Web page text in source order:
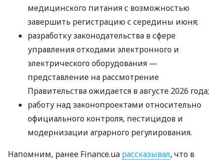
медицинского питания с возможностью
завершить регистрацию с середины июня;
разработку законодательства в сфере
управления отходами электронного и
электрического оборудования —
представление на рассмотрение
Правительства ожидается в августе 2026 года;
работу над законопроектами относительно
официального контроля, пестицидов и
модернизации аграрного регулирования.
Напомним, ранее Finance.ua рассказывал, что в